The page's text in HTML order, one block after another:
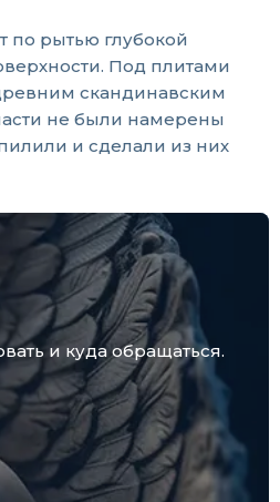
по рытью глубокой
Под плитами
скандинавским
не были намерены
и сделали из них
и куда обращаться.